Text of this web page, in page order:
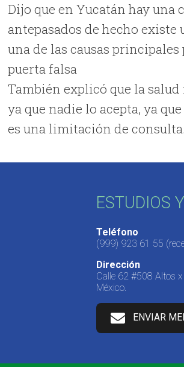
Dijo que en Yucatán hay
antepasados de hecho
una de las causas
puerta falsa
También explicó que la
ya que nadie lo acepta, ya
es una limitación de consulta.
ESTUDIOS
Teléfono
(999) 923 61 55
Dirección
Calle 62 #508 Altos
México.
ENVIAR